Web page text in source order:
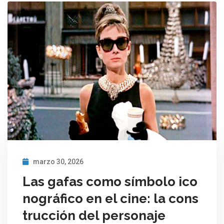
marzo 30, 2026
Las gafas como símbolo ico
nográfico en el cine: la cons
trucción del personaje